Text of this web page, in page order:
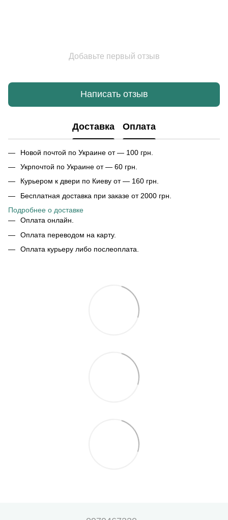
Добавьте первый отзыв
Написать отзыв
Доставка Оплата
Новой почтой по Украине от — 100 грн.
Укрпочтой по Украине от — 60 грн.
Курьером к двери по Киеву от — 160 грн.
Бесплатная доставка при заказе от 2000 грн.
Подробнее о доставке
Оплата онлайн.
Оплата переводом на карту.
Оплата курьеру либо послеоплата.